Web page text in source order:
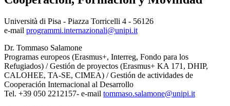
Università di Pisa - Piazza Torricelli 4 - 56126
e-mail programmi.internazionali@unipi.it
Dr. Tommaso Salamone
Programas europeos (Erasmus+, Interreg, Fondo para los
Refugiados) / Gestión de proyectos (Erasmus+ KA 171, DHIP,
CALOHEE, TA-SE, CIMEA) / Gestión de actividades de
Cooperación Internacional al Desarrollo
Tel. +39 050 2212157- e-mail tommaso.salamone@unipi.it